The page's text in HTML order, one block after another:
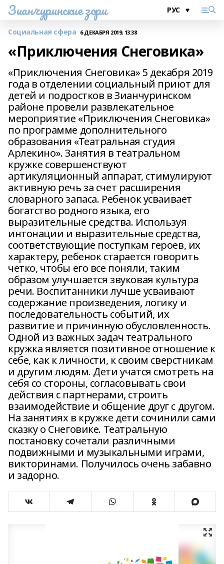
Зианчуринские зори
Социальная сфера 6 ДЕКАБРЯ 2019, 13:38
«Приключения Снеговика»
«Приключения Снеговика» 5 декабря 2019
года в отделении социальный приют для
детей и подростков в Зианчуринском
районе провели развлекательное
мероприятие «Приключения Снеговика»
по программе дополнительного
образования «Театральная студия
Арлекино». Занятия в театральном
кружке совершенствуют
артикуляционный аппарат, стимулируют
активную речь за счет расширения
словарного запаса. Ребенок усваивает
богатство родного языка, его
выразительные средства. Используя
интонации и выразительные средства,
соответствующие поступкам героев, их
характеру, ребенок старается говорить
четко, чтобы его все поняли, таким
образом улучшается звуковая культура
речи. Воспитанники лучше усваивают
содержание произведения, логику и
последовательность событий, их
развитие и причинную обусловленность.
Одной из важных задач театрального
кружка является позитивное отношение к
себе, как к личности, к своим сверстникам
и другим людям. Дети учатся смотреть на
себя со стороны, согласовывать свои
действия с партнерами, строить
взаимодействие и общение друг с другом.
На занятиях в кружке дети сочинили сами
сказку о Снеговике. Театральную
постановку сочетали различными
подвижными и музыкальными играми,
викторинами. Получилось очень забавно
и задорно.